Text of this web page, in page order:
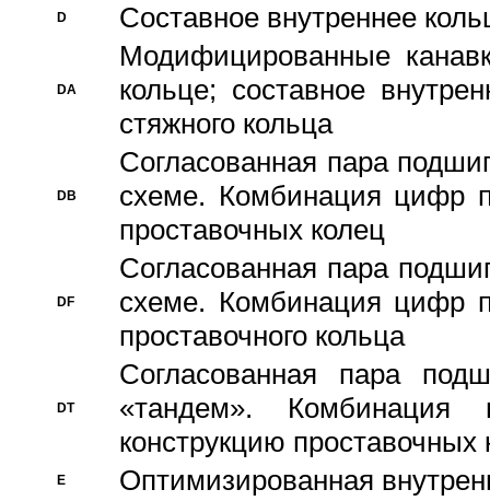
D Составное внутреннее
DA
Модифицированные
кольце; составное
стяжного кольца
DB
Согласованная пара
схеме. Комбинация цифр
проставочных колец
DF
Согласованная пара
схеме. Комбинация цифр
проставочного кольца
DT
Согласованная пара
«тандем».
конструкцию проставочных
E
Оптимизированная